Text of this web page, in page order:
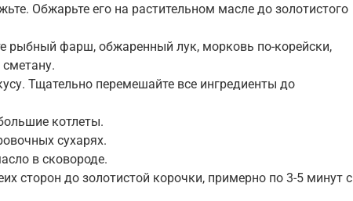
Обжарьте его на растительном масле до золотистого
рыбный фарш, обжаренный лук, морковь по-корейски,
Тщательно перемешайте все ингредиенты до
котлеты.
сухарях.
в сковороде.
сторон до золотистой корочки, примерно по 3-5 минут с